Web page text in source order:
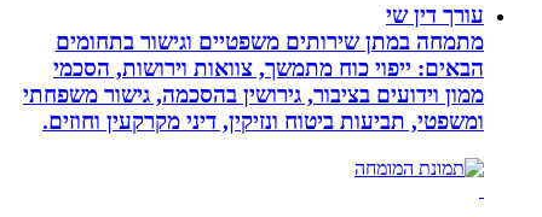
עורך דין שי
מתמחה במתן שירותים משפטיים וגישור בתחומים
הבאים: ייפוי כוח מתמשך, צוואות וירושות, הסכמי
ממון וידועים בציבור, גירושין בהסכמה, גישור משפחתי
ומשפטי, תביעות ביטוח ונזיקין, דיני מקרקעין וחוזים.